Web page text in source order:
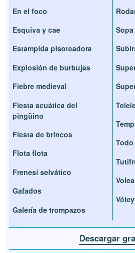
En el foco
Esquiva y cae
Estampida pisoteadora
Explosión de burbujas
Fiebre medieval
Fiesta acuática del
pingüino
Fiesta de brincos
Flota flota
Frenesí selvático
Gafados
Galería de trompazos
Descargar